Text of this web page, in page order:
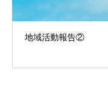
地域活